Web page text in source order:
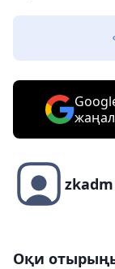
zkadm
Оқи